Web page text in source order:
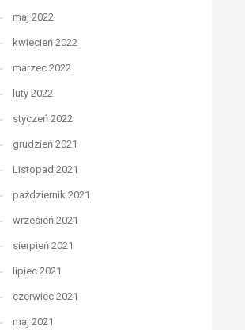
maj 2022
kwiecień 2022
marzec 2022
luty 2022
styczeń 2022
grudzień 2021
Listopad 2021
październik 2021
wrzesień 2021
sierpień 2021
lipiec 2021
czerwiec 2021
maj 2021